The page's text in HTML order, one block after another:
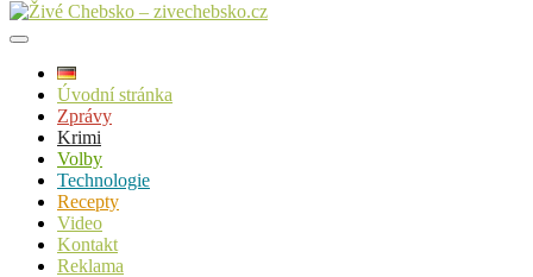
Úvodní stránka
Zprávy
Krimi
Volby
Technologie
Recepty
Video
Kontakt
Reklama